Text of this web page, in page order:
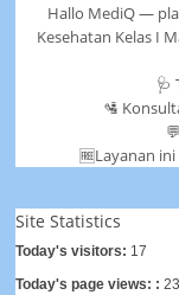
Hallo MediQ —
Kesehatan Kelas I
🩺
🛂
🆓Layanan
Site Statistics
Today's visitors: 17
Today's page views: :23